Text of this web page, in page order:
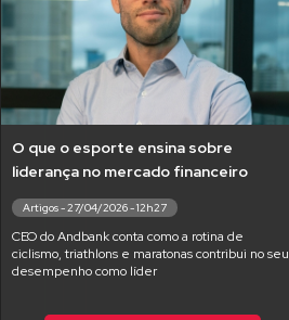
O que o esporte ensina sobre
liderança no mercado financeiro
Artigos - 27/04/2026 - 12h27
CEO do Andbank conta como a rotina de
ciclismo, triathlons e maratonas contribui no seu
desempenho como líder